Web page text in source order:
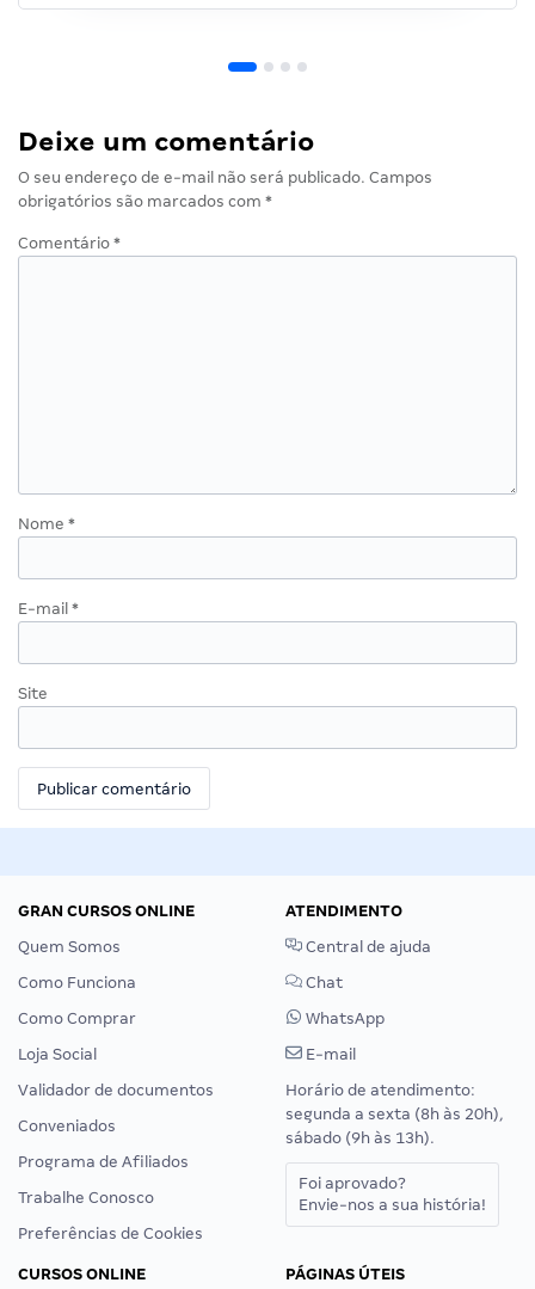
Deixe um comentário
O seu endereço de e-mail não será publicado. Campos
obrigatórios são marcados com *
Comentário *
Nome *
E-mail *
Site
GRAN CURSOS ONLINE
Quem Somos
Como Funciona
Como Comprar
Loja Social
Validador de documentos
Conveniados
Programa de Afiliados
Trabalhe Conosco
Preferências de Cookies
ATENDIMENTO
Central de ajuda
Chat
WhatsApp
E-mail
Horário de atendimento:
segunda a sexta (8h às 20h),
sábado (9h às 13h).
Foi aprovado?
Envie-nos a sua história!
CURSOS ONLINE
PÁGINAS ÚTEIS